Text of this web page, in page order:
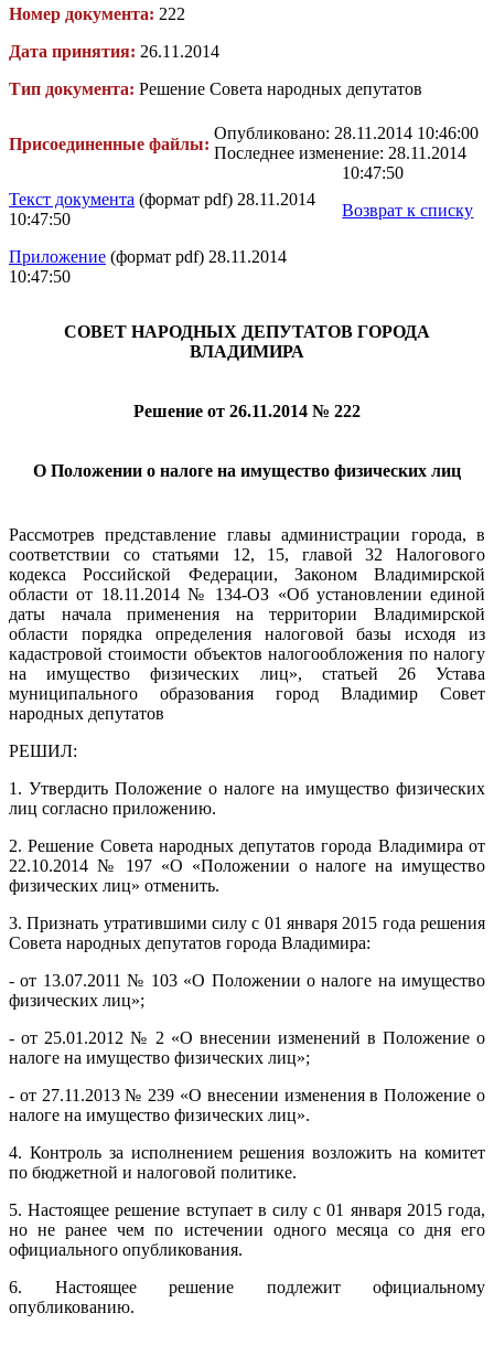
Номер документа: 222
Дата принятия: 26.11.2014
Тип документа: Решение Совета народных депутатов
Присоединенные файлы:
Текст документа (формат pdf) 28.11.2014
10:47:50
Приложение (формат pdf) 28.11.2014
10:47:50
СОВЕТ НАРОДНЫХ ДЕПУТАТОВ ГОРОДА
ВЛАДИМИРА
Решение от 26.11.2014 № 222
О Положении о налоге на имущество физических лиц
Рассмотрев представление главы администрации города, в
соответствии со статьями 12, 15, главой 32 Налогового
кодекса Российской Федерации, Законом Владимирской
области от 18.11.2014 № 134-ОЗ «Об установлении единой
даты начала применения на территории Владимирской
области порядка определения налоговой базы исходя из
кадастровой стоимости объектов налогообложения по налогу
на имущество физических лиц», статьей 26 Устава
муниципального образования город Владимир Совет
народных депутатов
РЕШИЛ:
1. Утвердить Положение о налоге на имущество физических
лиц согласно приложению.
2. Решение Совета народных депутатов города Владимира от
22.10.2014 № 197 «О «Положении о налоге на имущество
физических лиц» отменить.
3. Признать утратившими силу с 01 января 2015 года решения
Совета народных депутатов города Владимира:
- от 13.07.2011 № 103 «О Положении о налоге на имущество
физических лиц»;
- от 25.01.2012 № 2 «О внесении изменений в Положение о
налоге на имущество физических лиц»;
- от 27.11.2013 № 239 «О внесении изменения в Положение о
налоге на имущество физических лиц».
4. Контроль за исполнением решения возложить на комитет
по бюджетной и налоговой политике.
5. Настоящее решение вступает в силу с 01 января 2015 года,
но не ранее чем по истечении одного месяца со дня его
официального опубликования.
6. Настоящее решение подлежит официальному
опубликованию.
Опубликовано: 28.11.2014 10:46:00
Последнее изменение: 28.11.2014
10:47:50
Возврат к списку